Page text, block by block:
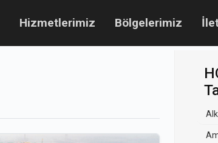
Hizmetlerimiz Bölgelerimiz